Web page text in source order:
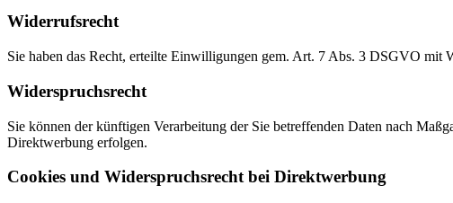
Widerrufsrecht
Sie haben das Recht, erteilte Einwilligungen gem. Art. 7 Abs. 3 DSGVO mit
Widerspruchsrecht
Sie können der künftigen Verarbeitung der Sie betreffenden Daten nach
Direktwerbung erfolgen.
Cookies und Widerspruchsrecht bei Direktwerbung